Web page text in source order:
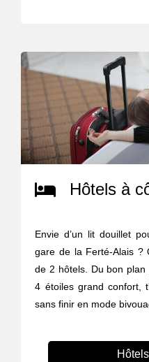
Hôtels à
Envie d’un lit douillet
gare de la Ferté-Alais ?
de 2 hôtels. Du bon
4 étoiles grand confort,
sans finir en mode